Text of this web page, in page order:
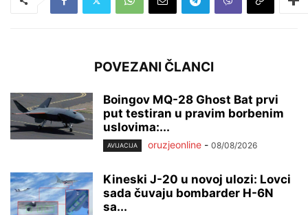
POVEZANI ČLANCI
Boingov MQ-28 Ghost Bat prvi
put testiran u pravim borbenim
uslovima:...
AVIJACIJA oruzjeonline - 08/08/2026
Kineski J-20 u novoj ulozi: Lovci
sada čuvaju bombarder H-6N
sa...